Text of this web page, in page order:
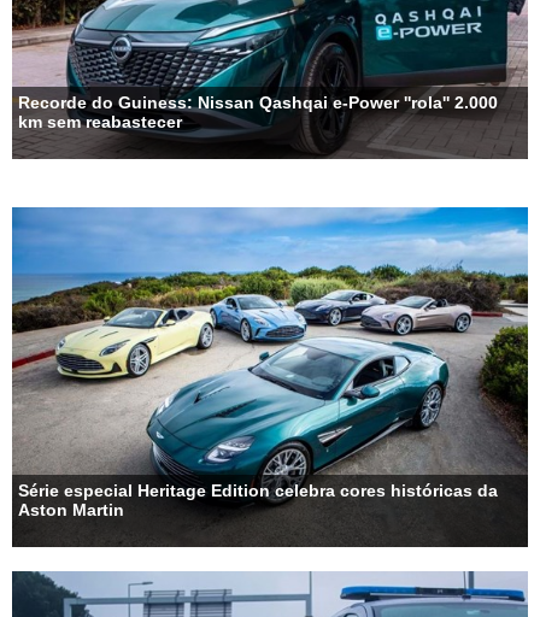
Recorde do Guiness: Nissan Qashqai e-Power ''rola'' 2.000
km sem reabastecer
Série especial Heritage Edition celebra cores históricas da
Aston Martin